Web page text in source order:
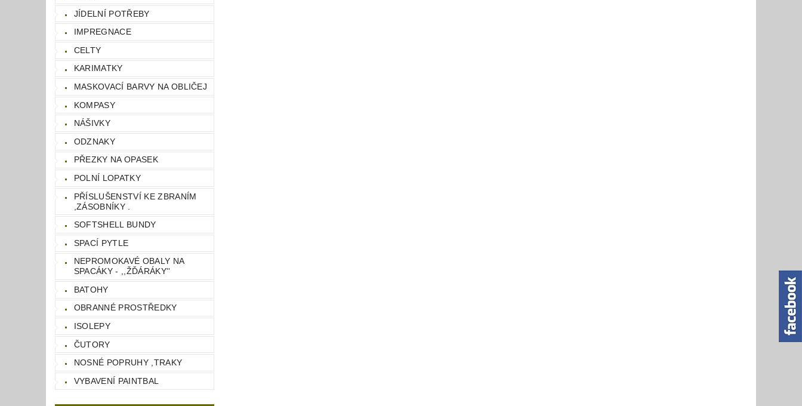
JÍDELNÍ POTŘEBY
IMPREGNACE
CELTY
KARIMATKY
MASKOVACÍ BARVY NA OBLIČEJ
KOMPASY
NÁŠIVKY
ODZNAKY
PŘEZKY NA OPASEK
POLNÍ LOPATKY
PŘÍSLUŠENSTVÍ KE ZBRANÍM
,ZÁSOBNÍKY .
SOFTSHELL BUNDY
SPACÍ PYTLE
NEPROMOKAVÉ OBALY NA
SPACÁKY - ,,ŽĎÁRÁKY''
BATOHY
OBRANNÉ PROSTŘEDKY
ISOLEPY
ČUTORY
NOSNÉ POPRUHY ,TRAKY
VYBAVENÍ PAINTBAL